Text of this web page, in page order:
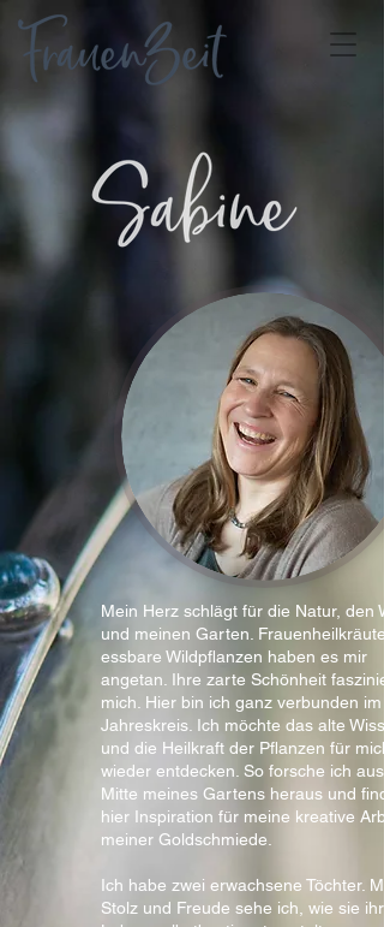
Mein Herz schlägt für die Natur, den
und meinen Garten.
essbare Wildpflanzen haben es mir
angetan. Ihre zarte Schönheit
mich. Hier bin ich ganz verbunden im
Jahreskreis. Ich möchte das alte
und die Heilkraft der Pflanzen für mich
wieder entdecken. So forsche ich aus
Mitte meines Gartens heraus und
hier Inspiration für meine kreative
meiner Goldschmiede.
Ich habe zwei erwachsene Töchter. Mit
Stolz und Freude sehe ich, wie sie ihr